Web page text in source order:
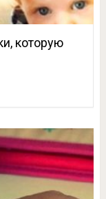
которую